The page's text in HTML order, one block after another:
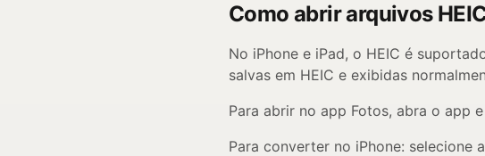
Como abrir arquivos
No iPhone e iPad, o HEIC é
salvas em HEIC e exibidas
Para abrir no app Fotos, abra o app
Para converter no iPhone: